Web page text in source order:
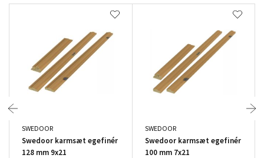
SWEDOOR
Swedoor karmsæt egefinér
128 mm 9x21
SWEDOOR
Swedoor karmsæt egefinér
100 mm 7x21